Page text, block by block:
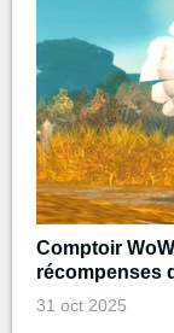
Comptoir
récompenses
31 oct 2025